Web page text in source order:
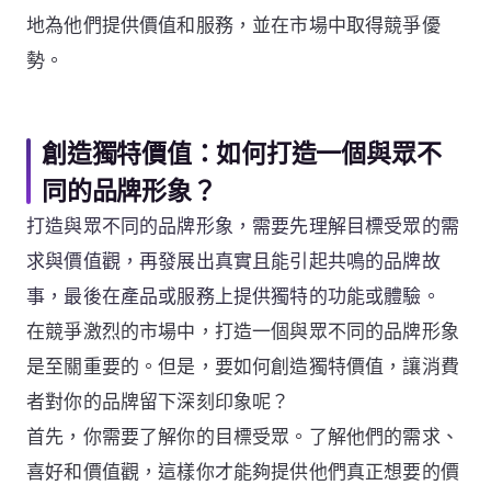
地為他們提供價值和服務，並在市場中取得競爭優
勢。
創造獨特價值：如何打造一個與眾不
同的品牌形象？
打造與眾不同的品牌形象，需要先理解目標受眾的需
求與價值觀，再發展出真實且能引起共鳴的品牌故
事，最後在產品或服務上提供獨特的功能或體驗。
在競爭激烈的市場中，打造一個與眾不同的品牌形象
是至關重要的。但是，要如何創造獨特價值，讓消費
者對你的品牌留下深刻印象呢？
首先，你需要了解你的目標受眾。了解他們的需求、
喜好和價值觀，這樣你才能夠提供他們真正想要的價